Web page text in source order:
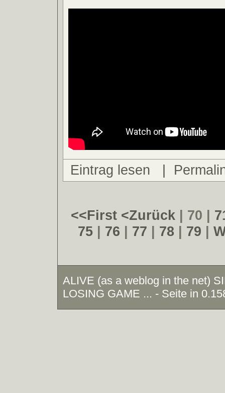
Eintrag lesen |
<<First <Zurück | 70 |
75 | 76 | 77 | 78 | 79 |
ALIVE (as a weblog in the net)
LOSING GAME ... - Seite in